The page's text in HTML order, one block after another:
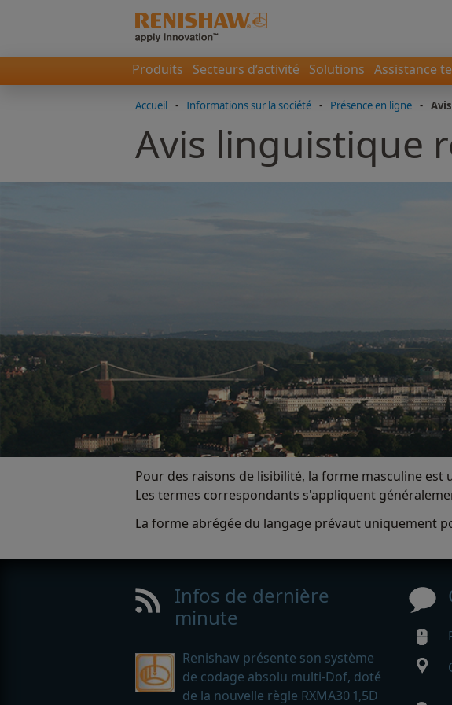
Produits Secteurs d’activité Solutions Assistance
Accueil - Informations sur la société - Présence en ligne -
Avis linguistique
Pour des raisons de lisibilité, la forme masculine
Les termes correspondants s'appliquent
La forme abrégée du langage prévaut uniquement
Infos de dernière
minute
Renishaw présente son système
de codage absolu multi-Dof, doté
de la nouvelle règle RXMA30 1,5D